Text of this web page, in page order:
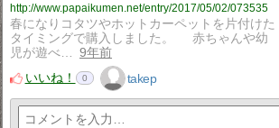
http://www.papaikumen.net/entry/2017/05/02/073535
春になりコタツやホットカーペットを片付けた
タイミングで購入しました。 赤ちゃんや幼
児が遊べ…
9年前
いいね！
0 takep